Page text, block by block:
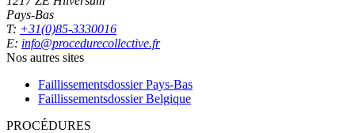
Pays-Bas
T: +31(0)85-3330016
E: info@procedurecollective.fr
Nos autres sites
Faillissementsdossier Pays-Bas
Faillissementsdossier Belgique
PROCÉDURES